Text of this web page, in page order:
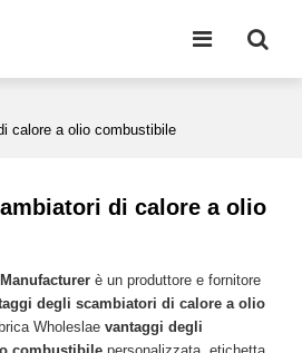
calore a olio combustibile
di calore a olio
è un produttore e fornitore
degli scambiatori di calore a olio
Wholeslaevantaggi degli